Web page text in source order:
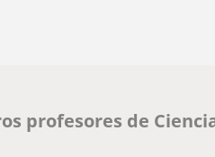
profesores de